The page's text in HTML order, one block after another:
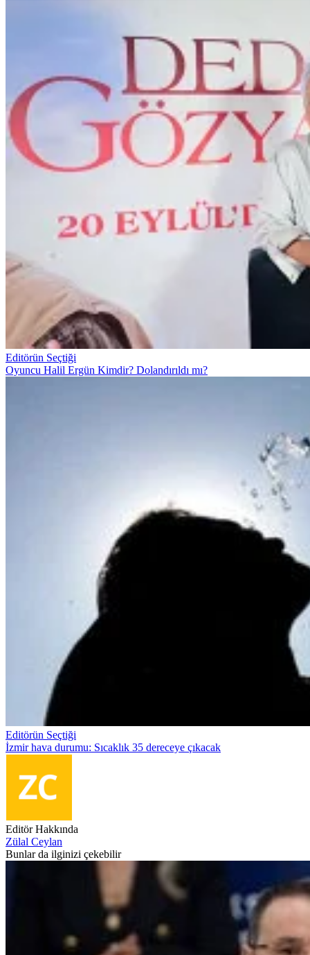
Editörün Seçtiği
Oyuncu Halil Ergün Kimdir? Dolandırıldı mı?
Editörün Seçtiği
İzmir hava durumu: Sıcaklık 35 dereceye çıkacak
Editör Hakkında
Zülal Ceylan
Bunlar da ilginizi çekebilir